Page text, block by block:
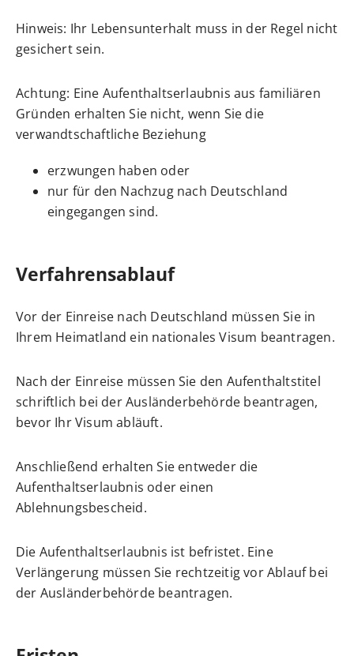
Hinweis: Ihr Lebensunterhalt muss in der Regel nicht
gesichert sein.
Achtung: Eine Aufenthaltserlaubnis aus familiären
Gründen erhalten Sie nicht, wenn Sie die
verwandtschaftliche Beziehung
erzwungen haben oder
nur für den Nachzug nach Deutschland
eingegangen sind.
Verfahrensablauf
Vor der Einreise nach Deutschland müssen Sie in
Ihrem Heimatland ein nationales Visum beantragen.
Nach der Einreise müssen Sie den Aufenthaltstitel
schriftlich bei der Ausländerbehörde beantragen,
bevor Ihr Visum abläuft.
Anschließend erhalten Sie entweder die
Aufenthaltserlaubnis oder einen
Ablehnungsbescheid.
Die Aufenthaltserlaubnis ist befristet. Eine
Verlängerung müssen Sie rechtzeitig vor Ablauf bei
der Ausländerbehörde beantragen.